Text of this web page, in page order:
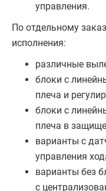
управления.
По отдельному
исполнения:
различные
блоки с
плеча и
блоки с
плеча в
варианты с
управления
варианты без
с